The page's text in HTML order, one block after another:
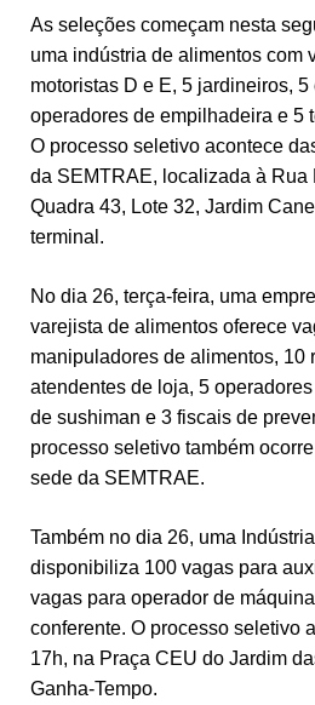
As seleções começam nesta
uma indústria de alimentos com
motoristas D e E, 5 jardineiros,
operadores de empilhadeira e 5
O processo seletivo acontece
da SEMTRAE, localizada à Rua
Quadra 43, Lote 32, Jardim
terminal.
No dia 26, terça-feira, uma
varejista de alimentos oferece
manipuladores de alimentos, 10
atendentes de loja, 5
de sushiman e 3 fiscais de
processo seletivo também
sede da SEMTRAE.
Também no dia 26, uma
disponibiliza 100 vagas para
vagas para operador de
conferente. O processo seletivo
17h, na Praça CEU do Jardim
Ganha-Tempo.